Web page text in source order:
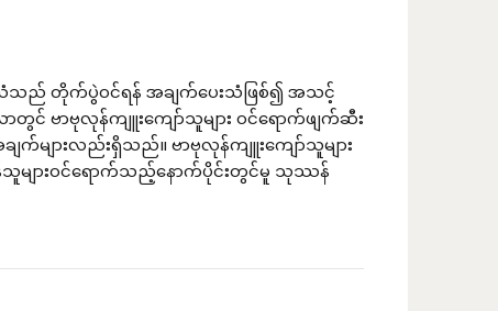
ာ်သံသည် တိုက်ပွဲဝင်ရန် အချက်ပေးသံဖြစ်၍ အသင့်
ဗာဗုလုန်ကျူးကျော်သူများ ဝင်ရောက်ဖျက်ဆီး
များလည်းရှိသည်။ ဗာဗုလုန်ကျူးကျော်သူများ
များဝင်ရောက်သည့်နောက်ပိုင်းတွင်မူ သုဿန်